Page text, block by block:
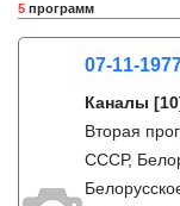
5 программ
07-11-
Каналы
Вторая
СССР,